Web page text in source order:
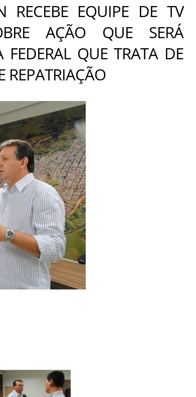
RECEBE EQUIPE DE TV
AÇÃO QUE SERÁ
FEDERAL QUE TRATA DE
REPATRIAÇÃO